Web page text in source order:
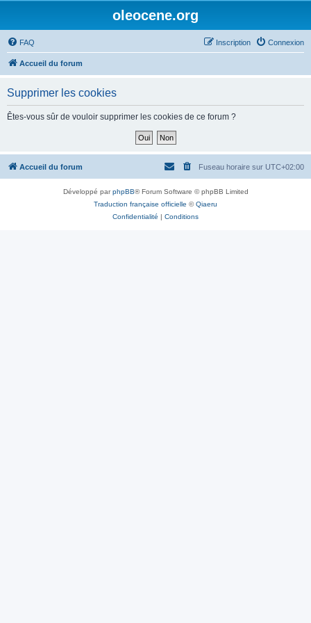
oleocene.org
FAQ Connexion
Inscription
Accueil du forum
Supprimer les cookies
Êtes-vous sûr de vouloir supprimer les cookies de ce forum ?
Accueil du forum Fuseau horaire sur UTC+02:00
Développé parphpBB® Forum Software © phpBB Limited
Traduction française officielle ©Qiaeru
Confidentialité | Conditions